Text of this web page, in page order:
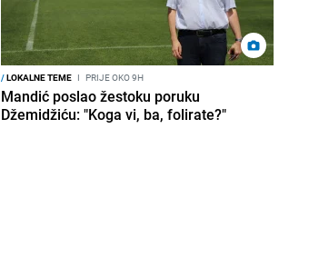
/LOKALNE TEME I PRIJE OKO 9H
Mandić poslao žestoku poruku
Džemidžiću: "Koga vi, ba, folirate?"